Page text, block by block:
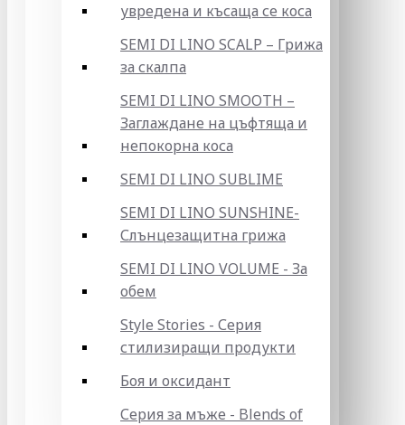
увредена и късаща се коса
SEMI DI LINO SCALP – Грижа
за скалпа
SEMI DI LINO SMOOTH –
Заглаждане на цъфтяща и
непокорна коса
SEMI DI LINO SUBLIME
SEMI DI LINO SUNSHINE-
Слънцезащитна грижа
SEMI DI LINO VOLUME - За
обем
Style Stories - Серия
стилизиращи продукти
Боя и оксидант
Серия за мъже - Blends of